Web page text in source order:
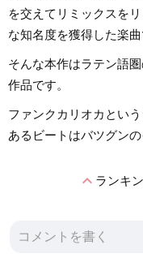
を交えてリミックスを
な知名度を獲得した楽曲
そんな本作はラテン語
作品です。
ファンクカリオカとい
あるビートはバツグン
expand_lessランキ